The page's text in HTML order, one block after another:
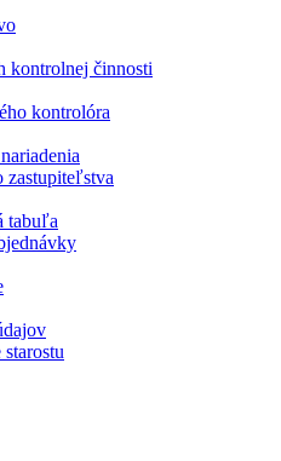
kontrolnej činnosti
kontrolóra
zastupiteľstva
tabuľa